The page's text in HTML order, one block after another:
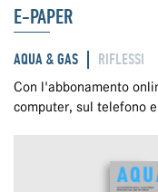
E-PAPER
AQUA & GAS RIFLESSI
Con l'abbonamento
computer, sul telefono